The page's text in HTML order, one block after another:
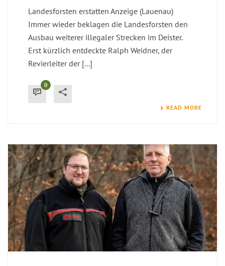
Landesforsten erstatten Anzeige (Lauenau)
Immer wieder beklagen die Landesforsten den
Ausbau weiterer illegaler Strecken im Deister.
Erst kürzlich entdeckte Ralph Weidner, der
Revierleiter der [...]
0
READ MORE